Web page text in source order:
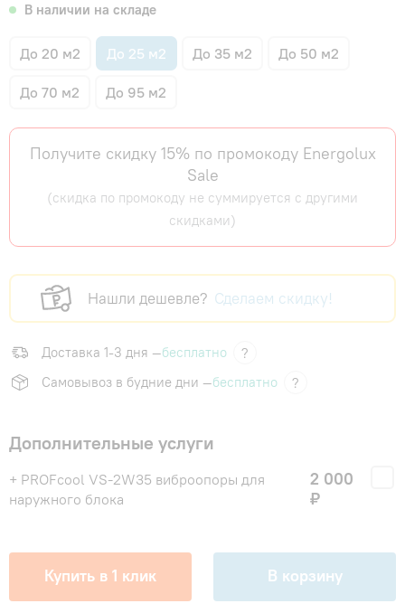
В наличии на складе
До 20 м2 До 25 м2 До 35 м2 До 50 м2
До 70 м2 До 95 м2
Получите скидку 15% по промокоду Energolux
Sale
(скидка по промокоду не суммируется с другими
скидками)
Нашли дешевле? Сделаем скидку!
Доставка 1-3 дня —бесплатно
?
Самовывоз в будние дни —бесплатно ?
Дополнительные услуги
+ PROFcool VS-2W35 виброопоры для
наружного блока
2 000
₽
Купить в 1 клик В корзину